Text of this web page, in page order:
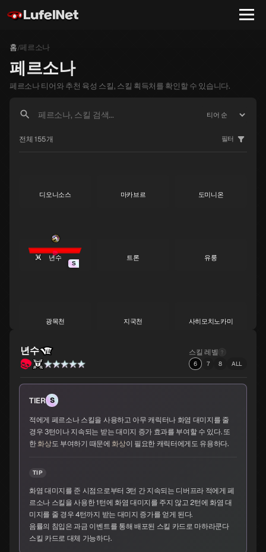
홈/페르소나
페르소나
페르소나 티어와 추천 육성 스킬, 스킬 획득처를 확인할 수 있습니다.
전체 155개 필터
S
디오니소스 마카브르 도미니온
S
년수 트론 유룽
광목천 지국천 사히모치노카미
황룡 서큐버스 아메노우즈메
산달폰 비슈누 수르트
A
자오우곤겐
A
비사문천
년수 스킬 레벨
6 7 8 ALL
TIER S
적에게 페르소나 스킬을 사용하고 아무 캐릭터나 화염 대미지를 줄
경우 3턴이나 지속되는 받는 대미지 증가 효과를 부여할 수 있다. 또
한화상도 부여하기 때문에화상이 필요한 캐릭터에게도 유용하다.
TIP
화염 대미지를 준 시점으로부터 3턴 간 지속되는 디버프라 적에게 페
르소나 스킬을 사용한 1턴에 화염 대미지를 주지 않고 2턴에 화염 대
미지를 줄 경우 4턴까지 받는 대미지 증가를 얻게 된다.
음률의 침입은 과금 이벤트를 통해 배포된 스킬 카드로 마하라쿤다
스킬 카드로 대체 가능하다.